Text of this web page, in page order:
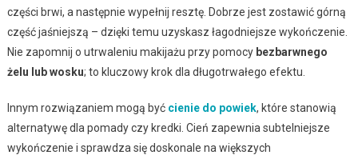
części brwi, a następnie wypełnij resztę. Dobrze jest zostawić górną
część jaśniejszą – dzięki temu uzyskasz łagodniejsze wykończenie.
Nie zapomnij o utrwaleniu makijażu przy pomocy bezbarwnego
żelu lub wosku; to kluczowy krok dla długotrwałego efektu.
Innym rozwiązaniem mogą być cienie do powiek, które stanowią
alternatywę dla pomady czy kredki. Cień zapewnia subtelniejsze
wykończenie i sprawdza się doskonale na większych